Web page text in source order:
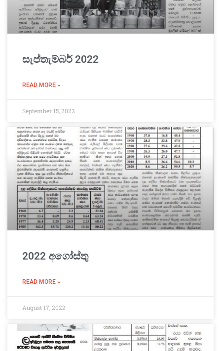
සැප්තැම්බර් 2022
READ MORE »
September 15, 2022
2022 අගෝස්තු
READ MORE »
August 17, 2022